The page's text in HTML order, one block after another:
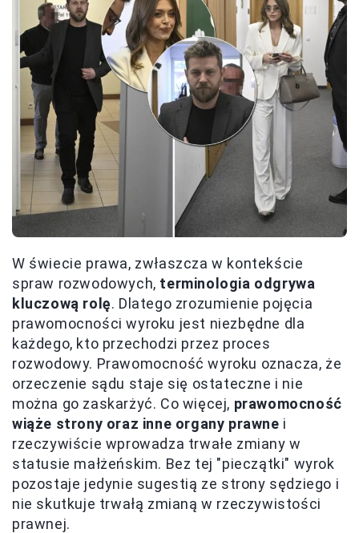
W świecie prawa, zwłaszcza w kontekście
spraw rozwodowych, terminologia odgrywa
kluczową rolę. Dlatego zrozumienie pojęcia
prawomocności wyroku jest niezbędne dla
każdego, kto przechodzi przez proces
rozwodowy. Prawomocność wyroku oznacza, że
orzeczenie sądu staje się ostateczne i nie
można go zaskarżyć. Co więcej, prawomocność
wiąże strony oraz inne organy prawne i
rzeczywiście wprowadza trwałe zmiany w
statusie małżeńskim. Bez tej "pieczątki" wyrok
pozostaje jedynie sugestią ze strony sędziego i
nie skutkuje trwałą zmianą w rzeczywistości
prawnej.